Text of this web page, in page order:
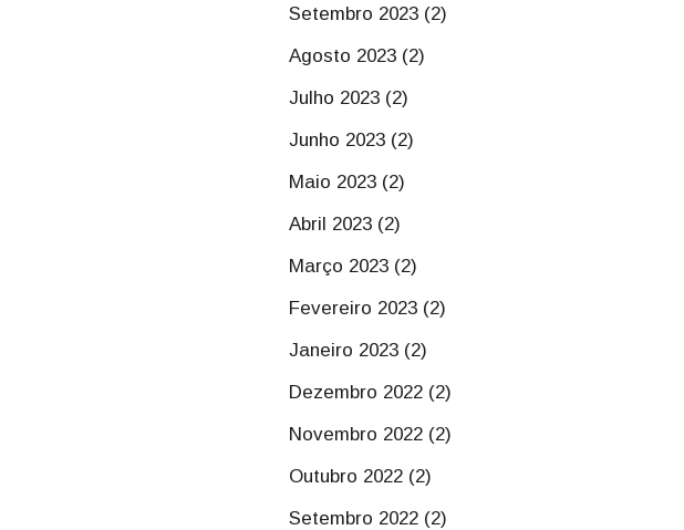
Setembro 2023 (2)
Agosto 2023 (2)
Julho 2023 (2)
Junho 2023 (2)
Maio 2023 (2)
Abril 2023 (2)
Março 2023 (2)
Fevereiro 2023 (2)
Janeiro 2023 (2)
Dezembro 2022 (2)
Novembro 2022 (2)
Outubro 2022 (2)
Setembro 2022 (2)